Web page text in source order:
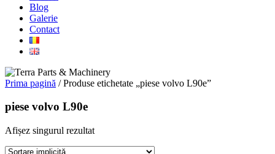
Blog
Galerie
Contact
Prima pagină / Produse etichetate „piese volvo L90e”
piese volvo L90e
Afișez singurul rezultat